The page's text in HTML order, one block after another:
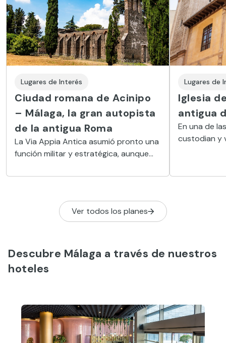
Lugares de Interés
Ciudad romana de Acinipo
– Málaga, la gran autopista
de la antigua Roma
La Via Appia Antica asumió pronto una
función militar y estratégica, aunque
camino estaba bordeado de grandes
Lugares de
Iglesia
antigua
En una de
custodian y
Jesús el
Ver todos los planes
Descubre Málaga a través de nuestros
hoteles